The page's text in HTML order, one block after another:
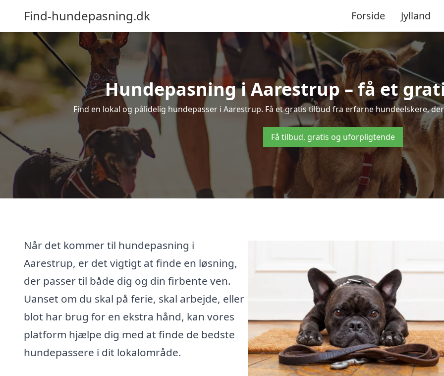
Find-hundepasning.dk Forside Jylland
Hundepasning i Aarestrup – få et
Find en lokal og pålidelig hundepasser i Aarestrup. Få et gratis tilbud fra erfarne hundeelskere,
Få tilbud, gratis og uforpligtende
Når det kommer til hundepasning i
Aarestrup, er det vigtigt at finde en løsning,
der passer til både dig og din firbente ven.
Uanset om du skal på ferie, skal arbejde, eller
blot har brug for en ekstra hånd, kan vores
platform hjælpe dig med at finde de bedste
hundepassere i dit lokalområde.